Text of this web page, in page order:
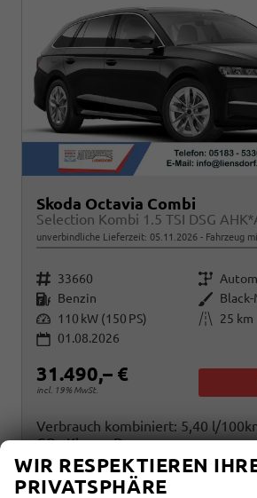
Skoda Octavia Combi
unverbindliche Lieferzeit: 05.11.2026 Fahrzeug
Fahrzeugnr. 33660 Getriebe
Kraftstoff Benzin Außenfarbe
Leistung 110 kW (150 PS) Kilometerstand
25 km
01.08.2026
31.490,– €
incl. 19% MwSt.
Verbrauch kombiniert: 5,40 l/
CO -Klasse: D
CO
-Emissionen:123,00 g/km
WIR RESPEKTIEREN
PRIVATSPHÄRE